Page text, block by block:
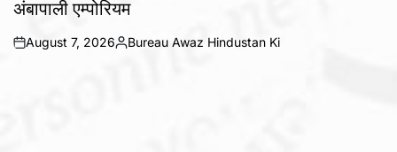
अंबापाली एम्पोरियम
on
August 7, 2026
Posted
Bureau Awaz Hindustan Ki